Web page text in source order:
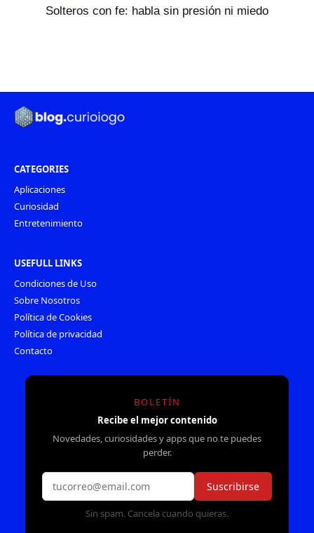
Solteros con fe: habla sin presión ni miedo
CATEGORIES
Aplicaciones
Curiosidad
Entretenimiento
USEFULL LINKS
Condiciones de Uso
Sobre Nosotros
Política de Cookies
Política de privacidad
Contacto
BOLETÍN
Recibe el mejor contenido
Novedades, curiosidades y apps que no te puedes
perder.
Suscribirse
Sin spam. Cancela cuando quieras.